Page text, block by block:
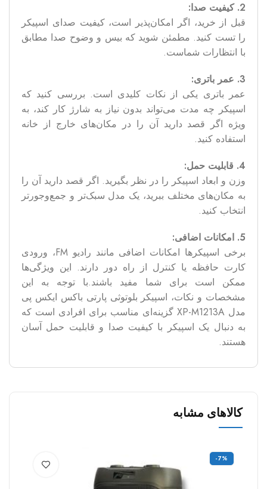
2. کیفیت صدا:
قبل از خرید، اگر امکان‌پذیر است، کیفیت صدای اسپیکر
را تست کنید. مطمئن شوید که بیس و وضوح صدا مطابق
با انتظارات شماست.
3. عمر باتری:
عمر باتری یکی از نکات کلیدی است. بررسی کنید که
اسپیکر چه مدت می‌تواند بدون نیاز به شارژ کار کند، به
ویژه اگر قصد دارید آن را در مکان‌های خارج از خانه
استفاده کنید.
4. قابلیت حمل:
وزن و ابعاد اسپیکر را در نظر بگیرید. اگر قصد دارید آن را
به مکان‌های مختلف ببرید، یک مدل سبک‌تر و جمع‌وجورتر
انتخاب کنید.
5. امکانات اضافی:
برخی اسپیکرها امکانات اضافی مانند رادیو FM، ورودی
کارت حافظه یا کنترل از راه دور دارند. این ویژگی‌ها
ممکن است برای شما مفید باشند.با توجه به این
مشخصات و نکات، اسپیکر بلوتوثی پارتی باکس ایکس پی
مدل XP-M1213A گزینه‌ای مناسب برای افرادی است که
به دنبال یک اسپیکر با کیفیت صدا و قابلیت حمل آسان
هستند.
کالاهای مشابه
-7%